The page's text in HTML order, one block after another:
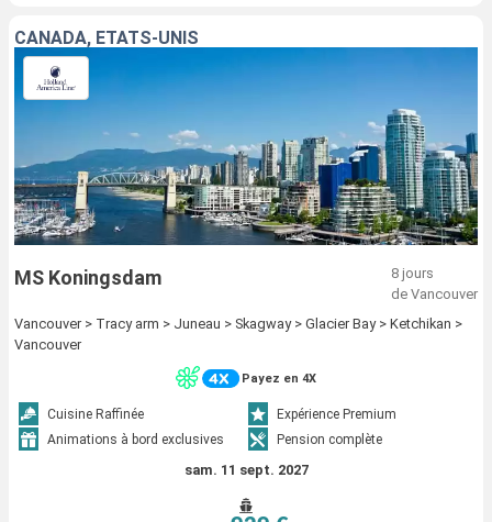
CANADA, ÉTATS-UNIS
MS Koningsdam
8 jours
de Vancouver
Vancouver > Tracy arm > Juneau > Skagway > Glacier Bay > Ketchikan >
Vancouver
Payez en 4X
Cuisine Raffinée
Expérience Premium
Animations à bord exclusives
Pension complète
sam. 11 sept. 2027